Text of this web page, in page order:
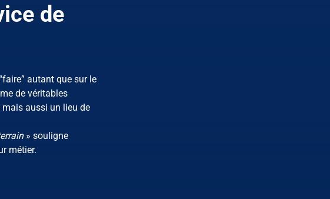
de
autant que sur le
de véritables
mais aussi un lieu de
» souligne
métier.